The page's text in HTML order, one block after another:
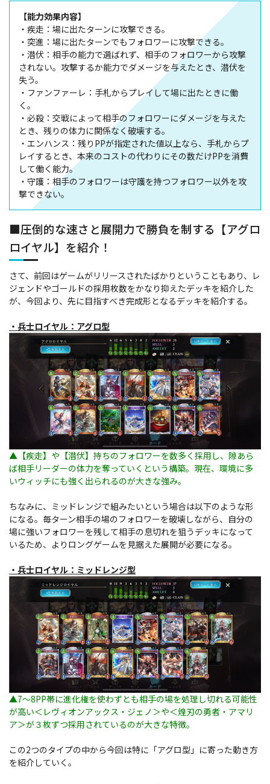
【能力効果内容】
・疾走：場に出たターンに攻撃できる。
・突進：場に出たターンでもフォロワーに攻撃できる。
・潜伏：相手の能力で選ばれず、相手のフォロワーから攻撃
されない。攻撃するか能力でダメージを与えたとき、潜伏を
失う。
・ファンファーレ：手札からプレイして場に出たときに働
く。
・必殺：交戦によって相手のフォロワーにダメージを与えた
とき、残りの体力に関係なく破壊する。
・エンハンス：残りPPが指定された値以上なら、手札からプ
レイするとき、本来のコストの代わりにその数だけPPを消費
して働く能力。
・守護：相手のフォロワーは守護を持つフォロワー以外を攻
撃できない。
■圧倒的な速さと展開力で勝負を制する【アグロ
ロイヤル】を紹介！
さて、前回はゲームがリリースされたばかりということもあり、レ
ジェンドやゴールドの採用枚数をかなり抑えたデッキを紹介した
が、今回より、先に目指すべき完成形となるデッキを紹介する。
・兵士ロイヤル：アグロ型
▲【疾走】や【潜伏】持ちのフォロワーを数多く採用し、隙あら
ば相手リーダーの体力を奪っていくという構築。現在、環境に多
いウィッチにも強く出られるのが大きな強み。
ちなみに、ミッドレンジで組みたいという場合は以下のような形
になる。毎ターン相手の場のフォロワーを破壊しながら、自分の
場に強いフォロワーを残して相手の息切れを狙うデッキになって
いるため、よりロングゲームを見据えた展開が必要になる。
・兵士ロイヤル：ミッドレンジ型
▲7～8PP帯に進化権を使わずとも相手の場を処理し切れる可能性
が高い＜レヴィオンアックス・ジェノ＞や＜煌刃の勇者・アマリ
ア＞が３枚ずつ採用されているのが大きな特徴。
この2つのタイプの中から今回は特に「アグロ型」に寄った動き方
を紹介していく。